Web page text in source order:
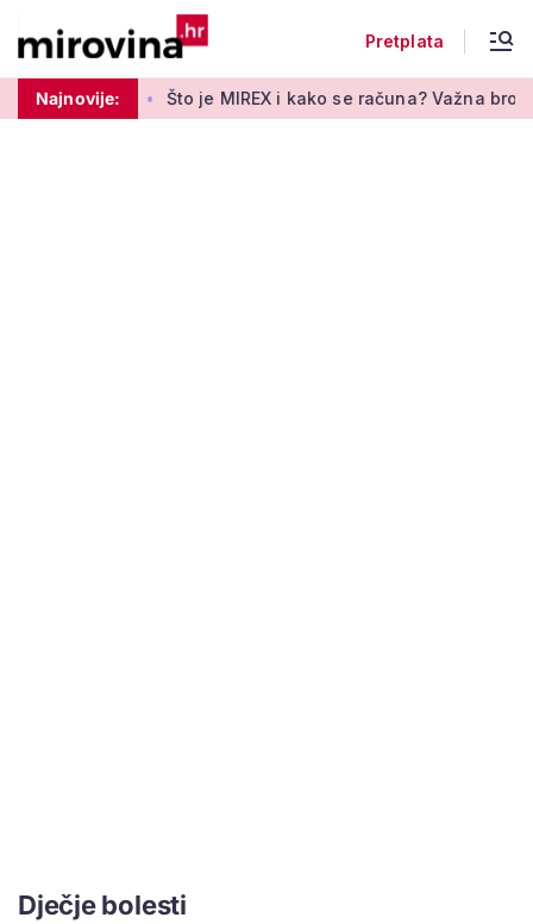
Pretplata
Najnovije: Što je MIREX i kako se računa? Važna brojka
Dječje bolesti